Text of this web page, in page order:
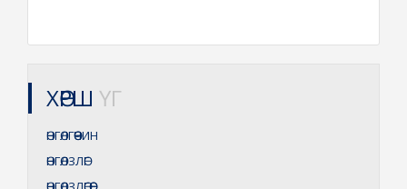
ХӨРШ ҮГ
ӨНГӨЛГӨӨЧИН
ӨНГӨЛЗЛӨГ